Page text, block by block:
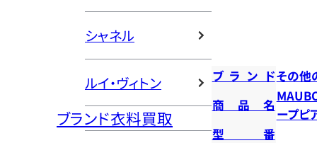
シャネル
ルイ・ヴィトン
ブランド衣料買取
ブランドその他
商品名
ープピ
型番